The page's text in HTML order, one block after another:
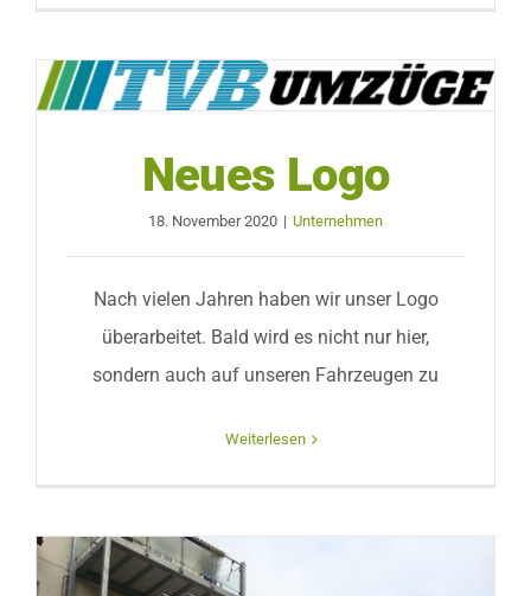
Neues Logo
18. November 2020 | Unternehmen
Nach vielen Jahren haben wir unser Logo
überarbeitet. Bald wird es nicht nur hier,
sondern auch auf unseren Fahrzeugen zu
Weiterlesen